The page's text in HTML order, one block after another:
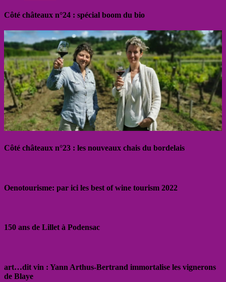
Côté châteaux n°24 : spécial boom du bio
Côté châteaux n°23 : les nouveaux chais du bordelais
Oenotourisme: par ici les best of wine tourism 2022
150 ans de Lillet à Podensac
art…dit vin : Yann Arthus-Bertrand immortalise les vignerons
de Blaye